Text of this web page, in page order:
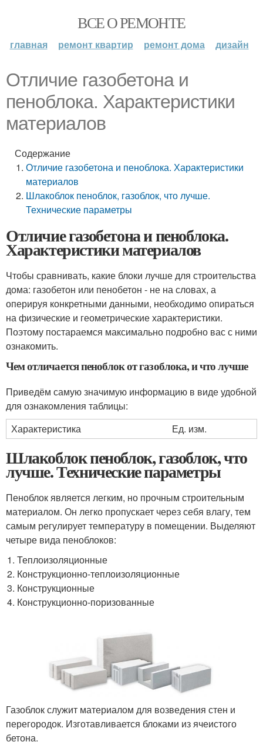
ВСЕ О РЕМОНТЕ
главная ремонт квартир ремонт дома дизайн
Отличие газобетона и
пеноблока. Характеристики
материалов
Содержание
Отличие газобетона и пеноблока. Характеристики
материалов
Шлакоблок пеноблок, газоблок, что лучше.
Технические параметры
Отличие газобетона и пеноблока.
Характеристики материалов
Чтобы сравнивать, какие блоки лучше для строительства
дома: газобетон или пенобетон - не на словах, а
оперируя конкретными данными, необходимо опираться
на физические и геометрические характеристики.
Поэтому постараемся максимально подробно вас с ними
ознакомить.
Чем отличается пеноблок от газоблока, и что лучше
Приведём самую значимую информацию в виде удобной
для ознакомления таблицы:
Характеристика
Ед. изм.
Шлакоблок пеноблок, газоблок, что
лучше. Технические параметры
Пеноблок является легким, но прочным строительным
материалом. Он легко пропускает через себя влагу, тем
самым регулирует температуру в помещении. Выделяют
четыре вида пеноблоков:
Теплоизоляционные
Конструкционно-теплоизоляционные
Конструкционные
Конструкционно-поризованные
Газоблок служит материалом для возведения стен и
перегородок. Изготавливается блоками из ячеистого
бетона.